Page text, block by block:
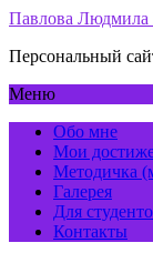
Павлова Людмила
Персональный
Меню
Обо мне
Мои
Методичка
Галерея
Для
Контакты